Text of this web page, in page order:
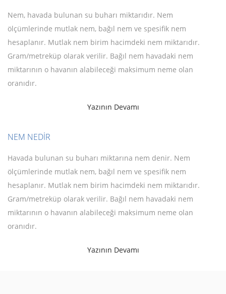
Nem, havada bulunan su buharı miktarıdır. Nem
ölçümlerinde mutlak nem, bağıl nem ve spesifik nem
hesaplanır. Mutlak nem birim hacimdeki nem miktarıdır.
Gram/metreküp olarak verilir. Bağıl nem havadaki nem
miktarının o havanın alabileceği maksimum neme olan
oranıdır.
Yazının Devamı
NEM NEDİR
Havada bulunan su buharı miktarına nem denir. Nem
ölçümlerinde mutlak nem, bağıl nem ve spesifik nem
hesaplanır. Mutlak nem birim hacimdeki nem miktarıdır.
Gram/metreküp olarak verilir. Bağıl nem havadaki nem
miktarının o havanın alabileceği maksimum neme olan
oranıdır.
Yazının Devamı